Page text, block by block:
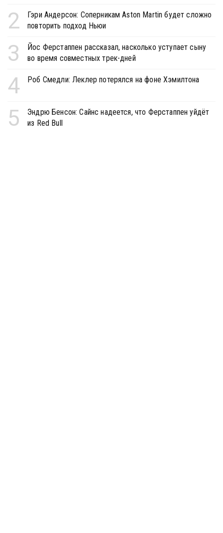
2
Гэри Андерсон: Соперникам Aston Martin будет сложно
повторить подход Ньюи
3
Йос Ферстаппен рассказал, насколько уступает сыну
во время совместных трек-дней
4 Роб Смедли: Леклер потерялся на фоне Хэмилтона
5
Эндрю Бенсон: Сайнс надеется, что Ферстаппен уйдёт
из Red Bull